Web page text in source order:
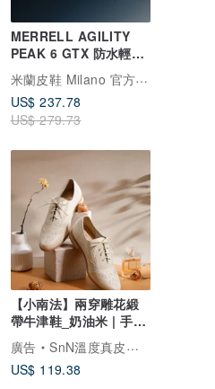
MERRELL AGILITY
PEAK 6 GTX 防水輕量
戶外越野訓練鞋 男鞋-藍米蘭皮鞋 Milano 官方直營
US$ 237.78
US$ 279.73
【小南法】兩穿雕花緞
帶牛津鞋_奶油米 | 手工
訂製 | MIT大尺碼
廣告
SnN溫度真皮手工鞋
US$ 119.38